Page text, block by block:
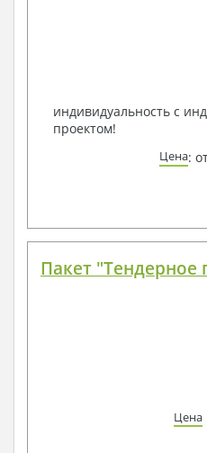
наших
индивидуальность с
проектом!
Цена:
Пакет
Цена